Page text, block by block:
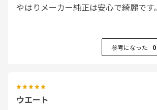
やはりメーカー純正は安心で綺麗です。
参考になった 0
ウエート